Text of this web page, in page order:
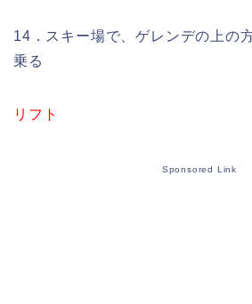
14．スキー場で、ゲレンデの上の
乗る
リフト
Sponsored Link